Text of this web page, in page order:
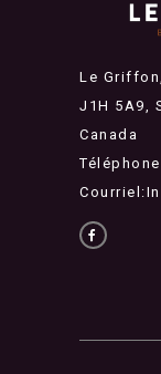
Le
J1H 5A9,
Canada
Courriel: